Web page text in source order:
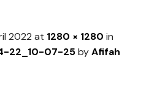
2022 at 1280 × 1280 in
22_10-07-25byAfifah